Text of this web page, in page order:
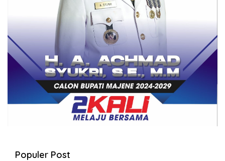
Populer Post